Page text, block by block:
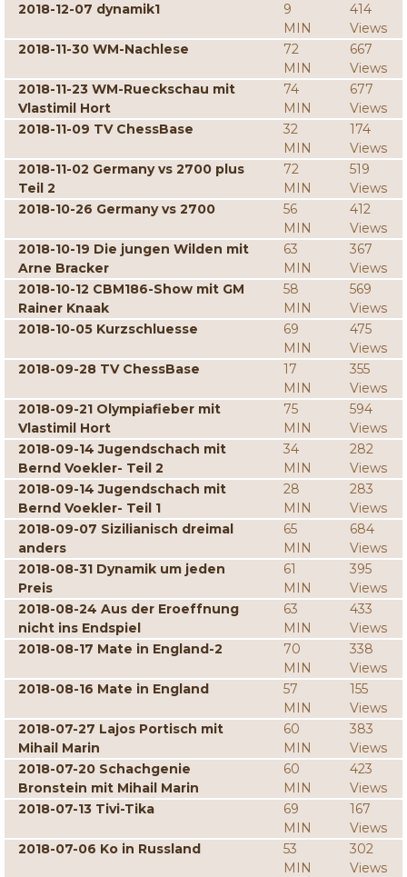
2018-12-07 dynamik1
9
MIN
414
Views
2018-11-30 WM-Nachlese
72
MIN
667
Views
2018-11-23 WM-Rueckschau mit
Vlastimil Hort
74
MIN
677
Views
2018-11-09 TV ChessBase
32
MIN
174
Views
2018-11-02 Germany vs 2700 plus
Teil 2
72
MIN
519
Views
2018-10-26 Germany vs 2700
56
MIN
412
Views
2018-10-19 Die jungen Wilden mit
Arne Bracker
63
MIN
367
Views
2018-10-12 CBM186-Show mit GM
Rainer Knaak
58
MIN
569
Views
2018-10-05 Kurzschluesse
69
MIN
475
Views
2018-09-28 TV ChessBase
17
MIN
355
Views
2018-09-21 Olympiafieber mit
Vlastimil Hort
75
MIN
594
Views
2018-09-14 Jugendschach mit
Bernd Voekler- Teil 2
34
MIN
282
Views
2018-09-14 Jugendschach mit
Bernd Voekler- Teil 1
28
MIN
283
Views
2018-09-07 Sizilianisch dreimal
anders
65
MIN
684
Views
2018-08-31 Dynamik um jeden
Preis
61
MIN
395
Views
2018-08-24 Aus der Eroeffnung
nicht ins Endspiel
63
MIN
433
Views
2018-08-17 Mate in England-2
70
MIN
338
Views
2018-08-16 Mate in England
57
MIN
155
Views
2018-07-27 Lajos Portisch mit
Mihail Marin
60
MIN
383
Views
2018-07-20 Schachgenie
Bronstein mit Mihail Marin
60
MIN
423
Views
2018-07-13 Tivi-Tika
69
MIN
167
Views
2018-07-06 Ko in Russland
53
MIN
302
Views